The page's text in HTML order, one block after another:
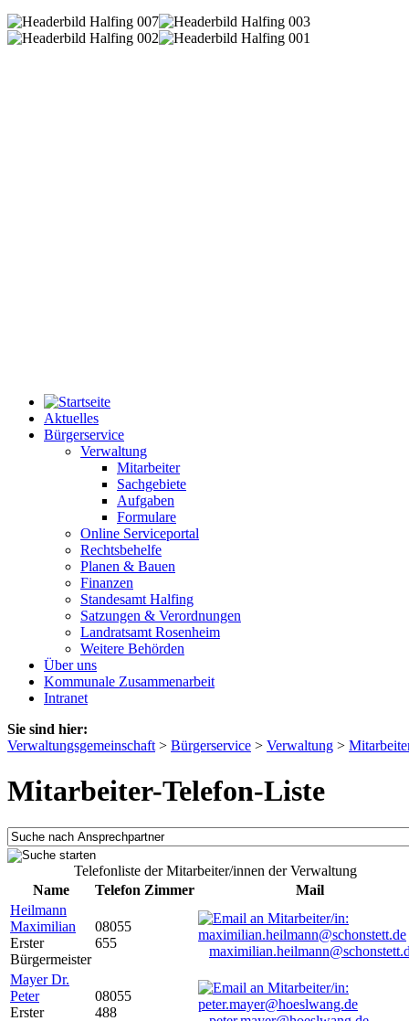
Aktuelles
Bürgerservice
Verwaltung
Mitarbeiter
Sachgebiete
Aufgaben
Formulare
Online Serviceportal
Rechtsbehelfe
Planen & Bauen
Finanzen
Standesamt Halfing
Satzungen & Verordnungen
Landratsamt Rosenheim
Weitere Behörden
Über uns
Kommunale Zusammenarbeit
Intranet
Sie sind hier:
Verwaltungsgemeinschaft > Bürgerservice > Verwaltung >
Mitarbeiter-Telefon-Liste
Telefonliste der Mitarbeiter/innen der Verwaltung
Name
Telefon Zimmer
Mail
Heilmann
Maximilian
Erster
Bürgermeister
08055
655
Mayer Dr.
Peter
Erster
08055
488